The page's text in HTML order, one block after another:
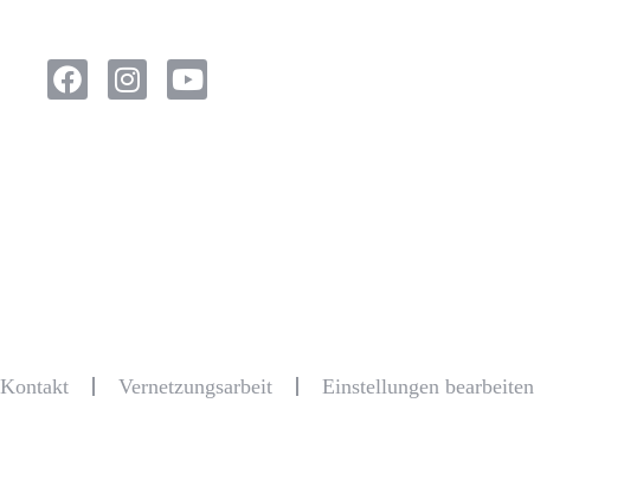
Kontakt Vernetzungsarbeit Einstellungen bearbeiten